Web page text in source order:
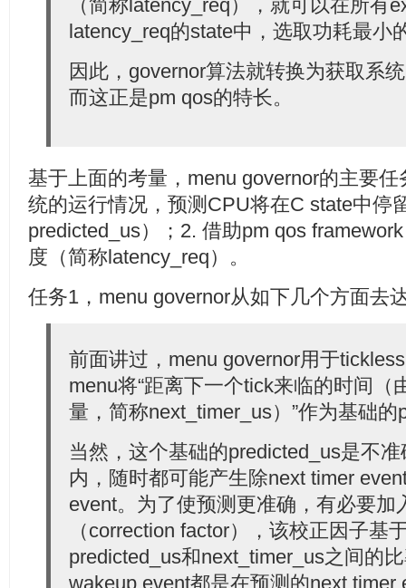
（简称latency_req），就可以在所有
latency_req的state中，选取功耗最小
因此，governor算法就转换为获取系
而这正是pm qos的特长。
基于上面的考量，menu governor的主要
统的运行情况，预测CPU将在C state中停
predicted_us）；2. 借助pm qos
度（简称latency_req）。
任务1，menu governor从如下几个方面去
前面讲过，menu governor用于
menu将“距离下一个tick来临的时间（
量，简称next_timer_us）”作为基础的
当然，这个基础的predicted_us是不
内，随时都可能产生除next timer
event。为了使预测更准确，有必要加
（correction factor），该校正因子基
predicted_us和next_timer_us之间的
wakeup event都是在预测的next timer